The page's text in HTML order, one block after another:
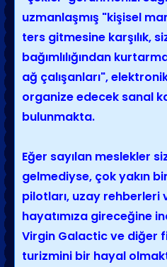
uzmanlaşmış "kişisel
ters gitmesine karşılık,
bağımlılığından
ağ çalışanları",
organize edecek sanal
bulunmakta.
Eğer sayılan meslekler
gelmediyse, çok yakın
pilotları, uzay rehberleri
hayatımıza gireceğine
Virgin Galactic ve diğer
turizmini bir hayal